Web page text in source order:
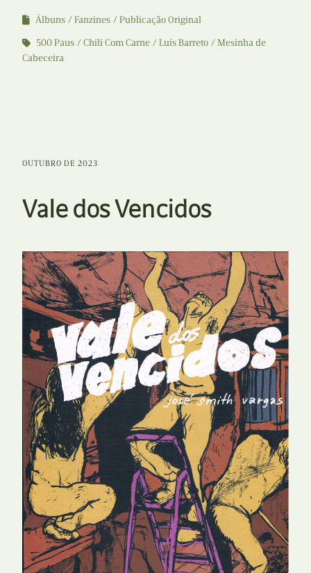
Álbuns Fanzines
Publicação Original
500 Paus
Chili Com Carne Luís Barreto
Mesinha de
Cabeceira
OUTUBRO DE 2023
Vale dos Vencidos